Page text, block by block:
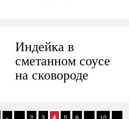
Индейка в
сметанном соусе
на сковороде
« 2 3 5 6 10